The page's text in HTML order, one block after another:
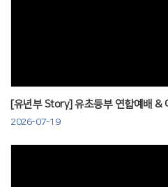
[유년부 Story] 유초등부 연합예배 &
2026-07-19